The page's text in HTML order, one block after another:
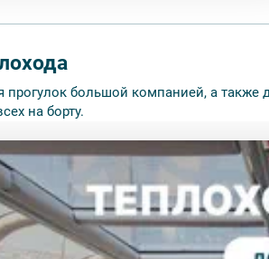
прогулок большой компанией, а также
на борту.